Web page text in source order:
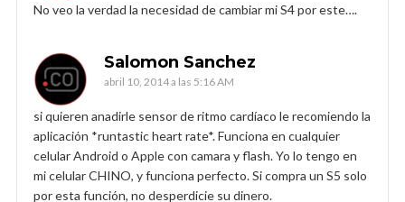
No veo la verdad la necesidad de cambiar mi S4 por este….
Salomon Sanchez
abril 10, 2014 a las 5:16 AM
si quieren anadirle sensor de ritmo cardíaco le recomiendo la
aplicación *runtastic heart rate*. Funciona en cualquier
celular Android o Apple con camara y flash. Yo lo tengo en
mi celular CHINO, y funciona perfecto. Si compra un S5 solo
por esta función, no desperdicie su dinero.